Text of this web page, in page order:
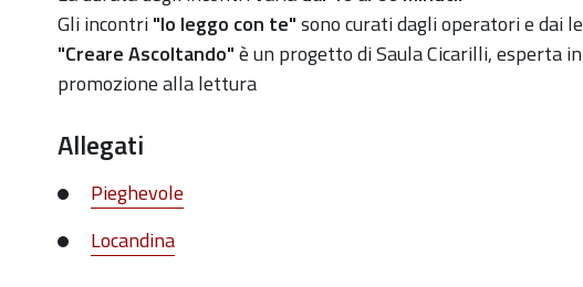
22T09:30:00+01:00
2020-
02-
piccole
storie
lente
Gli incontri"Io leggo con te"sono curati dagli operatori e dai
"Creare Ascoltando"è un progetto diSaula Cicarilli, esperta
promozione alla lettura
Allegati
Pieghevole
Locandina